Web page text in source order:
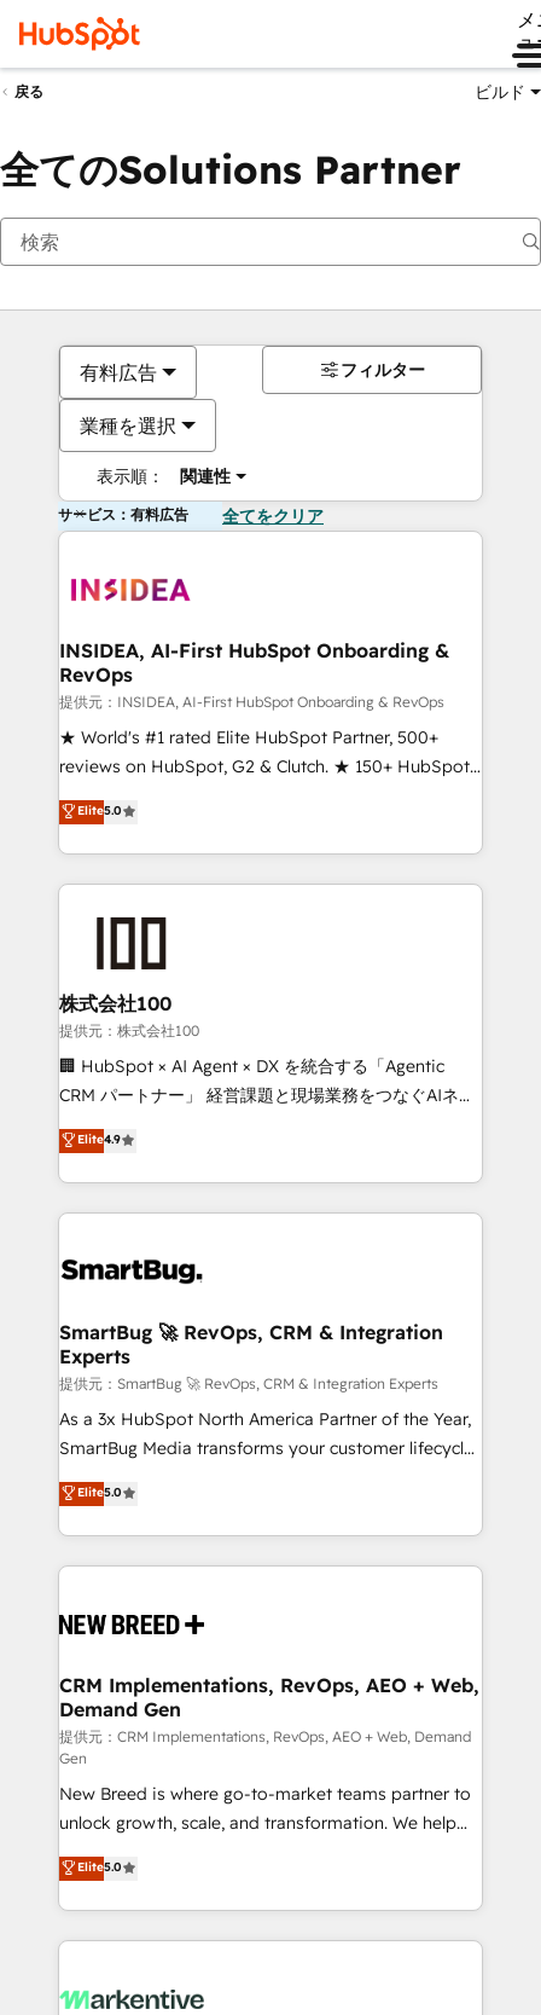
ュ
戻る ビルド
全てのSolutions Partner
有料広告
業種を選択
表示順： 関連性
フィルター
サービス：有料広告 全てをクリア
INSIDEA, AI-First HubSpot Onboarding &
RevOps
提供元：INSIDEA, AI-First HubSpot Onboarding & RevOps
★ World's #1 rated Elite HubSpot Partner, 500+
reviews on HubSpot, G2 & Clutch. ★ 150+ HubSpot
Certified Experts & Trainers across the team ★
1,500+ implementations across five continents ★ AI-
First, RevOps-led, Onboarding obsessed ★
Company of the Year 2024/25 INSIDEA helps
and build AI-powered workflows that drive adoption
from week one, in your time zone. What we do ➤
Onboarding: Live in weeks, with workflows built
around your business, not a template. ➤ Migration:
Move from any legacy CRM. Zero downtime, full data
run your revenue process. Sales, marketing, and
service wired together. ➤ AI and Integrations: Layer
tune-ups, feature rollouts, adoption coaching. Buying
HubSpot, switching to it, or reviving a stale portal?
We are built for the work.
Elite5.0
株式会社100
提供元：株式会社100
🏢 HubSpot × AI Agent × DX を統合する「Agentic
CRM パートナー」 経営課題と現場業務をつなぐAIネイ
ティブ・エージェンシーとして、HubSpot Eliteの実装
力で顧客フロント業務を再設計します。 💡 100inc は何
をする会社か？ HubSpotを共通基盤に、AIエージェン
トを組み込んだ顧客フロント業務（マーケティング・営
ィブ・エージェンシーです。事業部・グループ会社・部
を、CRMを軸とした全社共通基盤に再構築します。意
思決定者・PMO・現場担当者に並走します。 1️⃣
HubSpot導入・活用支援 顧客データの一元化から、
GTMの見える化・自動化まで。全Hub統合運用、デー
タ品質設計、グループ横断のCRM統合に対応します。
の一部をAIが自律実行する組織への移行を設計・実装。
Breeze・Claude等をHubSpotと連携させ、役割定義・
革を、構想から実装・定着までPMOとして主導。「設
の統合・浸透・変革管理を実行します。 ▸ CMS戦略設
計・構築：リード獲得・CVR・SEOを前提にした情報設
計・導線設計・テンプレート設計をContent Hubで一体
提供。 ▸ 既存CRM・MAからの移行支援：Salesforce・
Marketo・Pardot等からの移行、カスタム設計、履歴
データ移行と活用設計まで。 ▸ AEO対応：ChatGPT・
ンツとサイト構造を最適化。 🏆 なぜ100incを選ぶの
か？ ✓ HubSpot Eliteパートナー認定 ✓ HubSpotアワ
ード受賞・HUGリーダー ✓ ISO27001:2022 /
HubSpot大百科 出版 CRM・AI活用に関するご相談、現
Elite4.9
SmartBug 🚀 RevOps, CRM & Integration
Experts
提供元：SmartBug 🚀 RevOps, CRM & Integration Experts
As a 3x HubSpot North America Partner of the Year,
SmartBug Media transforms your customer lifecycle
into a revenue engine. Our unified ecosystem
includes specialized divisions Globalia (AI &
Software) and Point Success Media (Paid Media),
making this the official home for all three brands. 🔄
and system integrations powered by Globalia’s
trainers to drive platform adoption. 📈 Revenue
Generation - Full-funnel marketing and high-
performance advertising via Point Success Media. -
Expert deployment of Breeze AI and custom agents
to automate growth. 🏆 Elite Excellence - 8 platform
accreditations and deep HIPAA-compliance
expertise. - A team of 250+ experts dedicated to
your resilient growth.
Elite5.0
CRM Implementations, RevOps, AEO + Web,
Demand Gen
提供元：CRM Implementations, RevOps, AEO + Web, Demand
Gen
New Breed is where go-to-market teams partner to
unlock growth, scale, and transformation. We help
companies activate HubSpot’s AI-powered
customer platform and operationalize HubSpot’s
Loop Marketing framework through expert-led
services, smart agents, and purpose-built apps,
results, fast. ⚙️CRM & RevOps: Align all Hubs to your
Elite5.0